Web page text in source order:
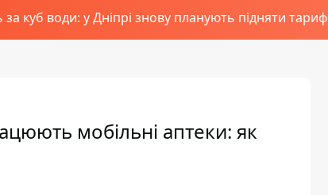
куб води: у Дніпрі знову планують підняти тариф
мобільні аптеки: як